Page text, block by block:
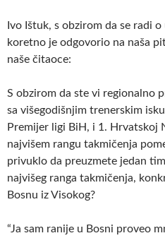
Ivo Ištuk, s obzirom da se radi
koretno je odgovorio na naša
naše čitaoce:
S obzirom da ste vi regionalno
sa višegodišnjim trenerskim
Premijer ligi BiH, i 1. Hrvatskoj
najvišem rangu takmičenja
privuklo da preuzmete jedan
najvišeg ranga takmičenja,
Bosnu iz Visokog?
“Ja sam ranije u Bosni proveo